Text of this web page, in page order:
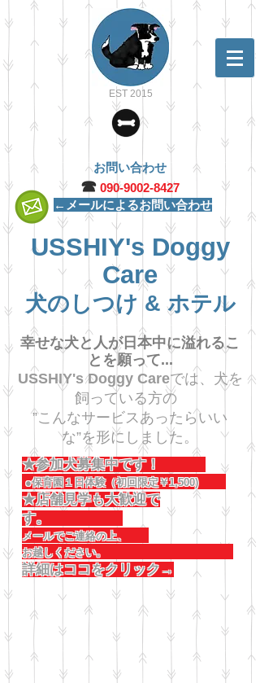
EST 2015
お問い合わせ
☎︎ 090-9002-8427
←メールによるお問い合わせ
USSHIY's Doggy
Care
犬のしつけ & ホテル
幸せな犬と人が日本中に溢れるこ
とを願って...
USSHIY's Doggy Careでは、犬を
飼っている方の
”こんなサービスあったらいい
な”を形にしました。
★参加犬募集中です！
●保育園１日体験（初回限定￥1,500)
★店舗見学も大歓迎で
す。
メールでご連絡の上、
お越しください。
詳細はココをクリック→